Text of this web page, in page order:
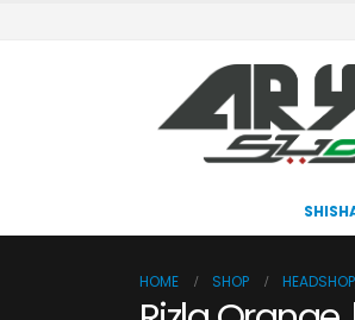
HOME SHOP HEADSHOP